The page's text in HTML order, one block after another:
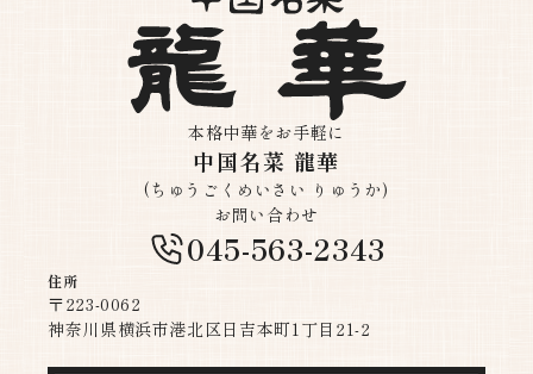
本格中華をお手軽に
中国名菜 龍華
(ちゅうごくめいさい りゅうか)
お問い合わせ
045-563-2343
住所
〒223-0062
神奈川県横浜市港北区日吉本町1丁目21-2